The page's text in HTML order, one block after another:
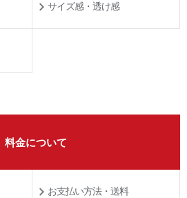
サイズ感・透け感
料金について
お支払い方法・送料